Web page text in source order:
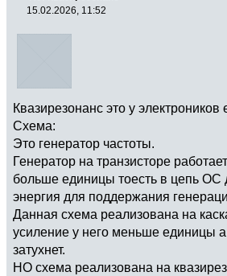
15.02.2026, 11:52
Квазирезонанс это у электроников
Схема:
Это генератор частоты.
Генератор на транзисторе
больше единицы тоесть в цепь ОС
энергия для поддержания
Данная схема реализована на
усиление у него меньше единицы а
затухнет.
НО схема реализована на